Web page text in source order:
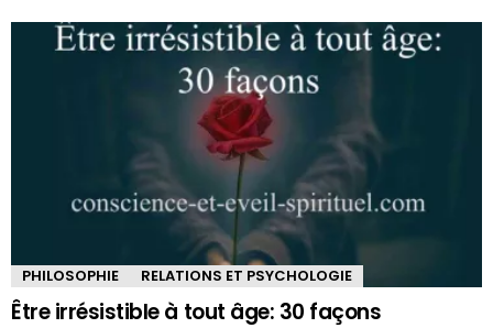
PHILOSOPHIE RELATIONS ET PSYCHOLOGIE
Être irrésistible à tout âge: 30 façons